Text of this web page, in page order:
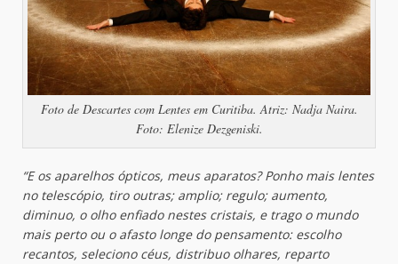
Foto de Descartes com Lentes em Curitiba. Atriz: Nadja Naira.
Foto: Elenize Dezgeniski.
“E os aparelhos ópticos, meus aparatos? Ponho mais lentes
no telescópio, tiro outras; amplio; regulo; aumento,
diminuo, o olho enfiado nestes cristais, e trago o mundo
mais perto ou o afasto longe do pensamento: escolho
recantos, seleciono céus, distribuo olhares, reparto